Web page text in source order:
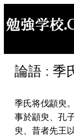
容
ス
論語 : 季
季氏将伐顓臾
事於顓臾、孔
臾、昔者先王